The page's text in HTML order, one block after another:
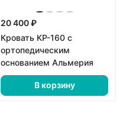
20 400 ₽
Кровать КР-160 с
ортопедическим
основанием Альмерия
В корзину